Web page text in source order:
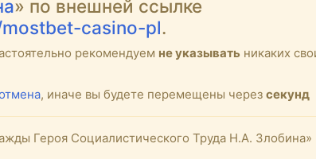
» по внешней ссылке
casino-pl.
рекомендуем не указывать никаких
, иначе вы будете перемещены через секунд
Героя Социалистического Труда Н.А. Злобина»